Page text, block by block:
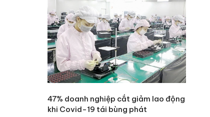
47% doanh nghiệp cắt giảm lao động
khi Covid-19 tái bùng phát